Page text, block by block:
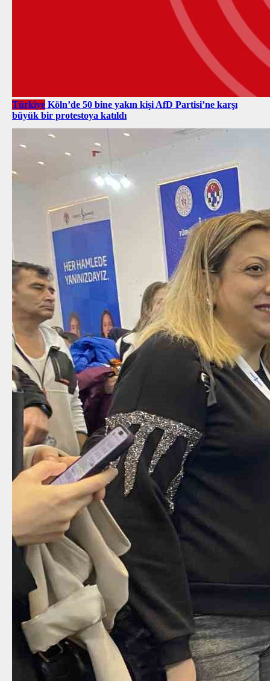
Türkiye Köln’de 50 bine yakın kişi AfD Partisi’ne karşı
büyük bir protestoya katıldı